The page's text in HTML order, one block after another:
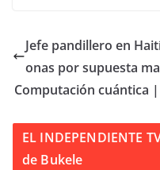
Jefe pandillero en
onas por supuesta
Computación cuántica
EL INDEPENDIENTE
de Bukele